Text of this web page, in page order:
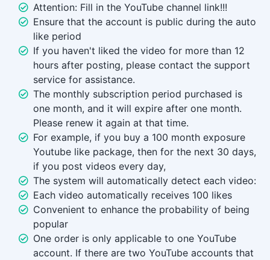
Attention: Fill in the YouTube channel link!!!
Ensure that the account is public during the auto
like period
If you haven't liked the video for more than 12
hours after posting, please contact the support
service for assistance.
The monthly subscription period purchased is
one month, and it will expire after one month.
Please renew it again at that time.
For example, if you buy a 100 month exposure
Youtube like package, then for the next 30 days,
if you post videos every day,
The system will automatically detect each video:
Each video automatically receives 100 likes
Convenient to enhance the probability of being
popular
One order is only applicable to one YouTube
account. If there are two YouTube accounts that